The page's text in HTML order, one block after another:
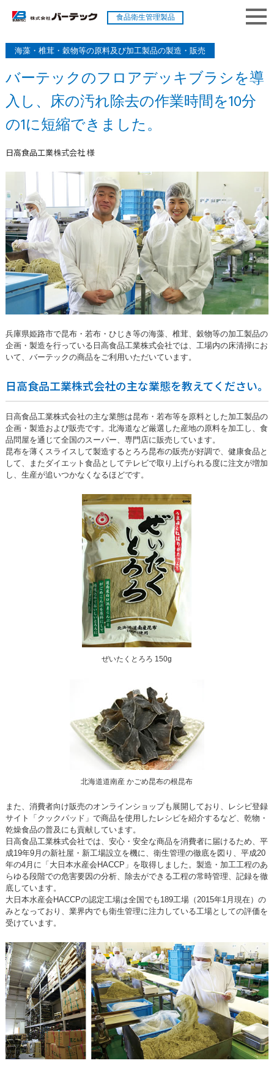
食品衛生管理製品
海藻・椎茸・穀物等の原料及び加工製品の製造・販売
バーテックのフロアデッキブラシを導
入し、 床の汚れ除去の作業時間を10分
の1に短縮できました。
日高食品工業株式会社 様
兵庫県姫路市で昆布・若布・ひじき等の海藻、椎茸、穀物等の加工製品の
企画・製造を行っている日高食品工業株式会社では、工場内の床清掃にお
いて、バーテックの商品をご利用いただいています。
日高食品工業株式会社の主な業態を教えてください。
日高食品工業株式会社の主な業態は昆布・若布等を原料とした加工製品の
企画・製造および販売です。北海道など厳選した産地の原料を加工し、食
品問屋を通じて全国のスーパー、専門店に販売しています。
昆布を薄くスライスして製造するとろろ昆布の販売が好調で、健康食品と
して、またダイエット食品としてテレビで取り上げられる度に注文が増加
し、生産が追いつかなくなるほどです。
ぜいたくとろろ 150g
北海道道南産 かごめ昆布の根昆布
また、消費者向け販売のオンラインショップも展開しており、レシピ登録
サイト「クックパッド」で商品を使用したレシピを紹介するなど、乾物・
乾燥食品の普及にも貢献しています。
日高食品工業株式会社では、安心・安全な商品を消費者に届けるため、平
成19年9月の新社屋・新工場設立を機に、衛生管理の徹底を図り、平成20
年の4月に「大日本水産会HACCP」を取得しました。製造・加工工程のあ
らゆる段階での危害要因の分析、除去ができる工程の常時管理、記録を徹
底しています。
大日本水産会HACCPの認定工場は全国でも189工場（2015年1月現在）の
みとなっており、業界内でも衛生管理に注力している工場としての評価を
受けています。